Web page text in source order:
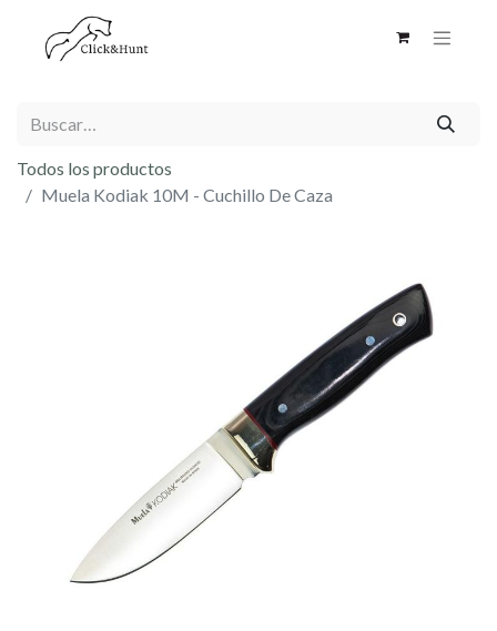
Todos los productos
Muela Kodiak 10M - Cuchillo De Caza